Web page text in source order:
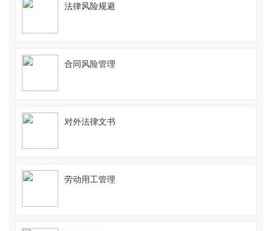
法律风险规避
合同风险管理
对外法律文书
劳动用工管理